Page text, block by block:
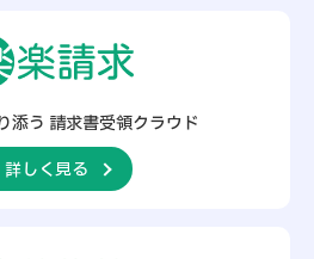
添う 請求書受領クラウド
詳しく見る